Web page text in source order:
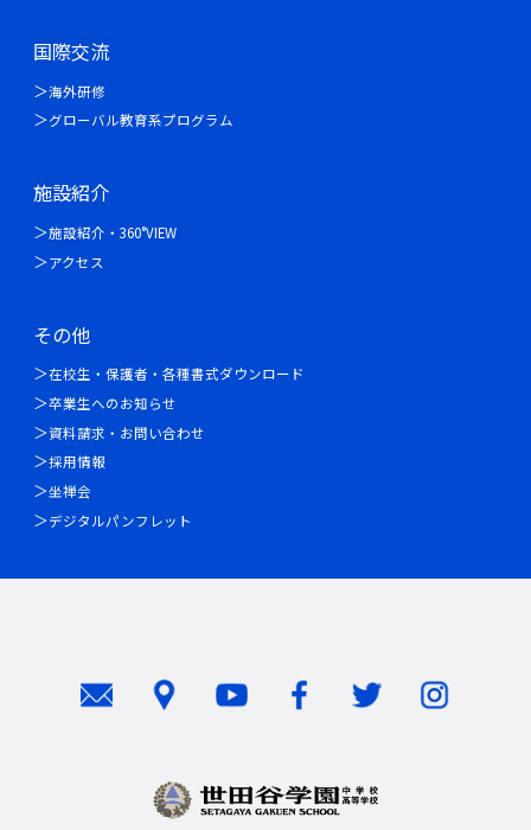
国際交流
海外研修
グローバル教育系プログラム
施設紹介
施設紹介・360°VIEW
アクセス
その他
在校生・保護者・各種書式ダウンロード
卒業生へのお知らせ
資料請求・お問い合わせ
採用情報
坐禅会
デジタルパンフレット